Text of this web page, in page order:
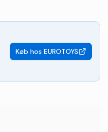
Køb hos EUROTOYS